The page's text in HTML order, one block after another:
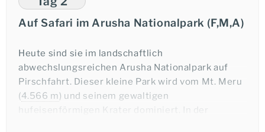
(ca. 50 km, Fahrtzeit
Auf Safari im Arusha Nationalpark (F,M,A)
Heute sind sie im landschaftlich
abwechslungsreichen Arusha Nationalpark auf
Pirschfahrt. Dieser kleine Park wird vom Mt. Meru
(4.566 m) und seinem gewaltigen
hufeisenförmigen Krater dominiert. In der